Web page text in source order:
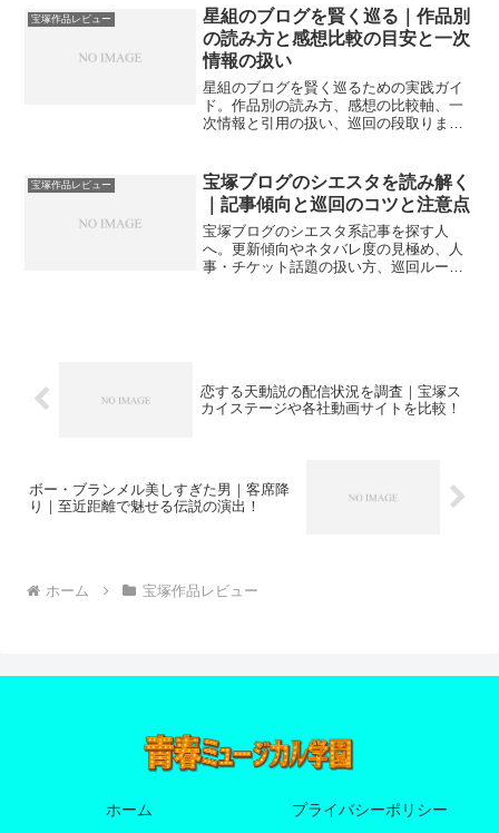
史背景を知ることで観劇の感動が深ま
る、ファン必見の完全ガイドです。
宝塚作品レビュー
星組のブログを賢く巡る｜作品別
の読み方と感想比較の目安と一次
情報の扱い
星組のブログを賢く巡るための実践ガイ
ド。作品別の読み方、感想の比較軸、一
次情報と引用の扱い、巡回の段取りまで
宝塚作品レビュー
宝塚ブログのシエスタを読み解く
｜記事傾向と巡回のコツと注意点
宝塚ブログのシエスタ系記事を探す人
へ。更新傾向やネタバレ度の見極め、人
事・チケット話題の扱い方、巡回ルート
恋する天動説の配信状況を調査｜宝塚ス
カイステージや各社動画サイトを比較！
ボー・ブランメル美しすぎた男｜客席降
り｜至近距離で魅せる伝説の演出！
ホーム 宝塚作品レビュー
ホーム プライバシーポリシー